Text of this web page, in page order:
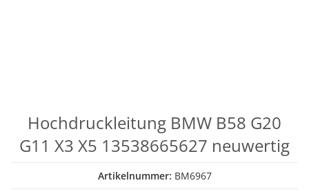
Hochdruckleitung BMW B58 G20
G11 X3 X5 13538665627 neuwertig
Artikelnummer: BM6967